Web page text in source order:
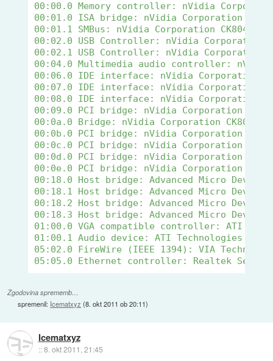
00:00.0 Memory controller: nVidia
00:01.0 ISA bridge: nVidia Corporation
00:01.1 SMBus: nVidia Corporation CK804
00:02.0 USB Controller: nVidia Corporation
00:02.1 USB Controller: nVidia Corporation
00:04.0 Multimedia audio controller: nVidia
00:06.0 IDE interface: nVidia Corporation
00:07.0 IDE interface: nVidia Corporation
00:08.0 IDE interface: nVidia Corporation
00:09.0 PCI bridge: nVidia Corporation
00:0a.0 Bridge: nVidia Corporation CK804
00:0b.0 PCI bridge: nVidia Corporation
00:0c.0 PCI bridge: nVidia Corporation
00:0d.0 PCI bridge: nVidia Corporation
00:0e.0 PCI bridge: nVidia Corporation
00:18.0 Host bridge: Advanced Micro
00:18.1 Host bridge: Advanced Micro
00:18.2 Host bridge: Advanced Micro
00:18.3 Host bridge: Advanced Micro
01:00.0 VGA compatible controller: ATI
01:00.1 Audio device: ATI Technologies Inc
05:02.0 FireWire (IEEE 1394): VIA
05:05.0 Ethernet controller: Realtek
Zgodovina sprememb…
spremenil: Icematxyz (8. okt 2011 ob 20:11)
Icematxyz
::8. okt 2011, 21:45